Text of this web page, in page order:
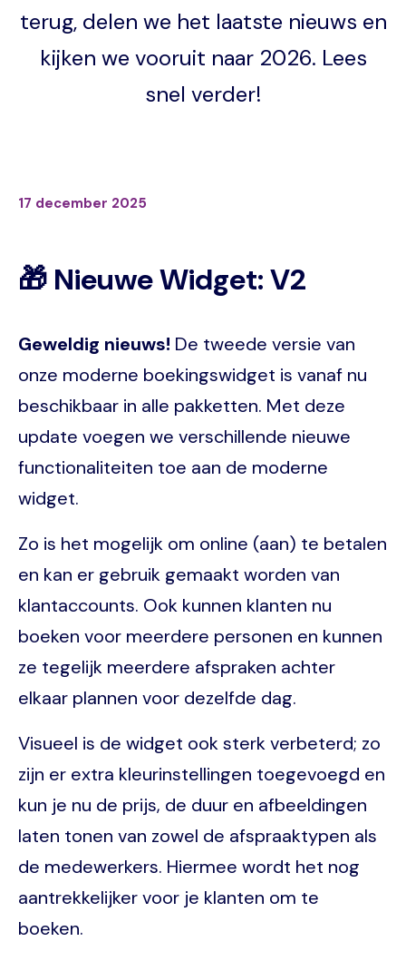
terug, delen we het laatste nieuws en
kijken we vooruit naar 2026. Lees
snel verder!
17 december 2025
🎁 Nieuwe Widget: V2
Geweldig nieuws! De tweede versie van
onze moderne boekingswidget is vanaf nu
beschikbaar in alle pakketten. Met deze
update voegen we verschillende nieuwe
functionaliteiten toe aan de moderne
widget.
Zo is het mogelijk om online (aan) te betalen
en kan er gebruik gemaakt worden van
klantaccounts. Ook kunnen klanten nu
boeken voor meerdere personen en kunnen
ze tegelijk meerdere afspraken achter
elkaar plannen voor dezelfde dag.
Visueel is de widget ook sterk verbeterd; zo
zijn er extra kleurinstellingen toegevoegd en
kun je nu de prijs, de duur en afbeeldingen
laten tonen van zowel de afspraaktypen als
de medewerkers. Hiermee wordt het nog
aantrekkelijker voor je klanten om te
boeken.